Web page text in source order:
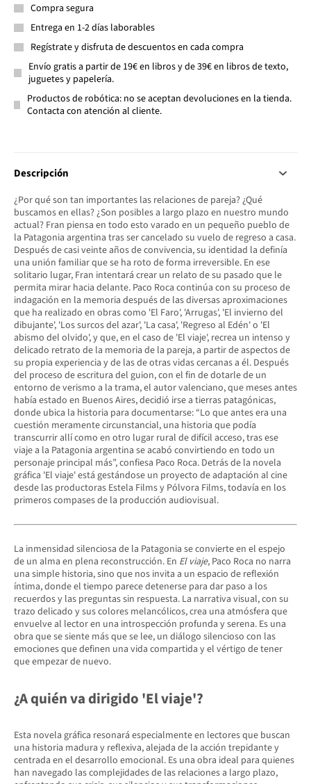
Compra segura
Entrega en 1-2 días laborables
Regístrate y disfruta de descuentos en cada compra
Envío gratis a partir de 19€ en libros y de 39€ en libros de texto,
juguetes y papelería.
Productos de robótica: no se aceptan devoluciones en la tienda.
Contacta con atención al cliente.
Descripción
¿Por qué son tan importantes las relaciones de pareja? ¿Qué
buscamos en ellas? ¿Son posibles a largo plazo en nuestro mundo
actual? Fran piensa en todo esto varado en un pequeño pueblo de
la Patagonia argentina tras ser cancelado su vuelo de regreso a casa.
Después de casi veinte años de convivencia, su identidad la definía
una unión familiar que se ha roto de forma irreversible. En ese
solitario lugar, Fran intentará crear un relato de su pasado que le
permita mirar hacia delante. Paco Roca continúa con su proceso de
indagación en la memoria después de las diversas aproximaciones
que ha realizado en obras como 'El Faro', 'Arrugas', 'El invierno del
dibujante', 'Los surcos del azar', 'La casa', 'Regreso al Edén' o 'El
abismo del olvido', y que, en el caso de 'El viaje', recrea un intenso y
delicado retrato de la memoria de la pareja, a partir de aspectos de
su propia experiencia y de las de otras vidas cercanas a él. Después
del proceso de escritura del guion, con el fin de dotarle de un
entorno de verismo a la trama, el autor valenciano, que meses antes
había estado en Buenos Aires, decidió irse a tierras patagónicas,
donde ubica la historia para documentarse: “Lo que antes era una
cuestión meramente circunstancial, una historia que podía
transcurrir allí como en otro lugar rural de difícil acceso, tras ese
viaje a la Patagonia argentina se acabó convirtiendo en todo un
personaje principal más”, confiesa Paco Roca. Detrás de la novela
gráfica 'El viaje' está gestándose un proyecto de adaptación al cine
desde las productoras Estela Films y Pólvora Films, todavía en los
primeros compases de la producción audiovisual.
La inmensidad silenciosa de la Patagonia se convierte en el espejo
de un alma en plena reconstrucción. En El viaje, Paco Roca no narra
una simple historia, sino que nos invita a un espacio de reflexión
íntima, donde el tiempo parece detenerse para dar paso a los
recuerdos y las preguntas sin respuesta. La narrativa visual, con su
trazo delicado y sus colores melancólicos, crea una atmósfera que
envuelve al lector en una introspección profunda y serena. Es una
obra que se siente más que se lee, un diálogo silencioso con las
emociones que definen una vida compartida y el vértigo de tener
que empezar de nuevo.
¿A quién va dirigido 'El viaje'?
Esta novela gráfica resonará especialmente en lectores que buscan
una historia madura y reflexiva, alejada de la acción trepidante y
centrada en el desarrollo emocional. Es una obra ideal para quienes
han navegado las complejidades de las relaciones a largo plazo,